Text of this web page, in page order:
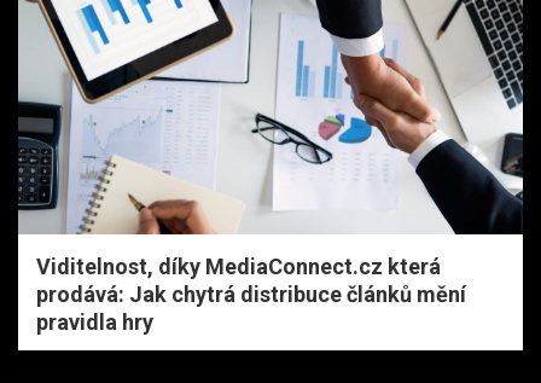
Viditelnost, díky MediaConnect.cz která
prodává: Jak chytrá distribuce článků mění
pravidla hry